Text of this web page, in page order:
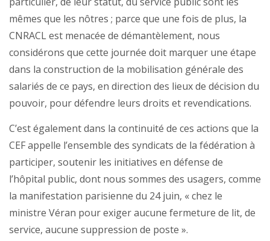
mêmes que les nôtres ; parce que une fois de plus, la
CNRACL est menacée de démantèlement, nous
considérons que cette journée doit marquer une étape
dans la construction de la mobilisation générale des
salariés de ce pays, en direction des lieux de décision du
pouvoir, pour défendre leurs droits et revendications.
C’est également dans la continuité de ces actions que la
CEF appelle l’ensemble des syndicats de la fédération à
participer, soutenir les initiatives en défense de
l’hôpital public, dont nous sommes des usagers, comme
la manifestation parisienne du 24 juin, « chez le
ministre Véran pour exiger aucune fermeture de lit, de
service, aucune suppression de poste ».